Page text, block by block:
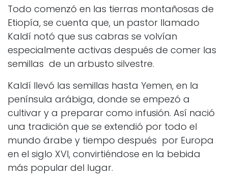
Todo comenzó en las tierras montañosas de
Etiopía, se cuenta que, un pastor llamado
Kaldí notó que sus cabras se volvían
especialmente activas después de comer las
semillas de un arbusto silvestre.
Kaldí llevó las semillas hasta Yemen, en la
península arábiga, donde se empezó a
cultivar y a preparar como infusión. Así nació
una tradición que se extendió por todo el
mundo árabe y tiempo después por Europa
en el siglo XVI, convirtiéndose en la bebida
más popular del lugar.